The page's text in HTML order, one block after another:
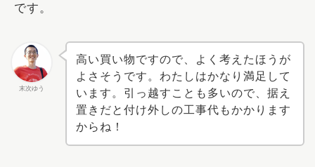
です。
末次ゆう
高い買い物ですので、よく考えたほうが
よさそうです。わたしはかなり満足して
います。引っ越すことも多いので、据え
置きだと付け外しの工事代もかかります
からね！